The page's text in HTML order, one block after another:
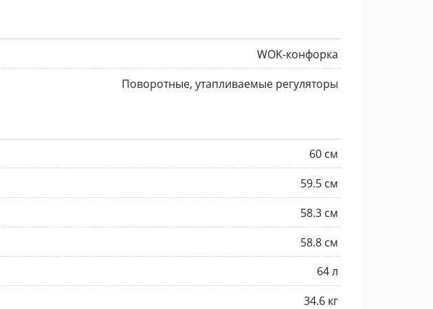
WOK-конфорка
Поворотные, утапливаемые регуляторы
60 см
59.5 см
58.3 см
58.8 см
64 л
34.6 кг